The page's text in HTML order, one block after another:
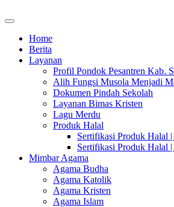
Home
Berita
Layanan
Profil Pondok Pesantren Kab.
Alih Fungsi Musola Menjadi
Dokumen Pindah Sekolah
Layanan Bimas Kristen
Lagu Merdu
Produk Halal
Sertifikasi Produk Halal
Sertifikasi Produk Halal
Mimbar Agama
Agama Budha
Agama Katolik
Agama Kristen
Agama Islam